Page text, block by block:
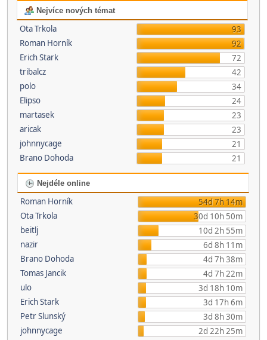
Nejvíce nových témat
Ota Trkola
93
Roman Horník
92
Erich Stark
72
tribalcz
42
polo
34
Elipso
24
martasek
23
aricak
23
johnnycage
21
Brano Dohoda
21
Nejdéle online
Roman Horník
54d 7h 14m
Ota Trkola
30d 10h 50m
beitlj
10d 2h 55m
nazir
6d 8h 11m
Brano Dohoda
4d 7h 38m
Tomas Jancik
4d 7h 22m
ulo
3d 18h 10m
Erich Stark
3d 17h 6m
Petr Slunský
3d 8h 30m
johnnycage
2d 22h 25m